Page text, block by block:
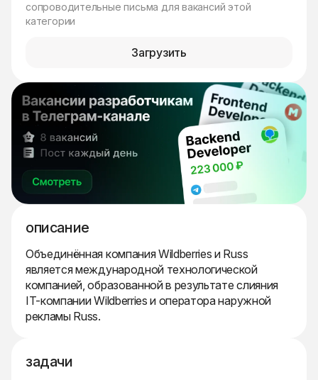
сопроводительные письма для вакансий этой
категории
Загрузить
описание
Объединённая компания Wildberries и Russ
является международной технологической
компанией, образованной в результате слияния
IT-компании Wildberries и оператора наружной
рекламы Russ.
задачи